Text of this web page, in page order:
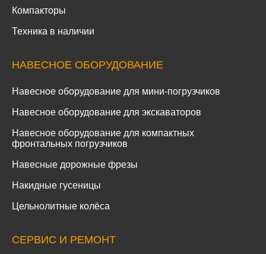
Компакторы
Техника в наличии
НАВЕСНОЕ ОБОРУДОВАНИЕ
Навесное оборудование для мини-погрузчиков
Навесное оборудование для экскаваторов
Навесное оборудование для компактных
фронтальных погрузчиков
Навесные дорожные фрезы
Накидные гусеницы
Цельнолитные колёса
СЕРВИС И РЕМОНТ